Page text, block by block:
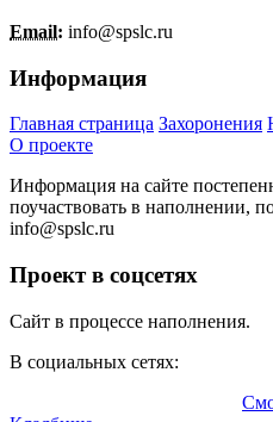
Email: info@spslc.ru
Информация
Главная страница Захоронения
О проекте
Информация на сайте
поучаствовать в наполнении,
info@spslc.ru
Проект в соцсетях
Сайт в процессе наполнения.
В социальных сетях: